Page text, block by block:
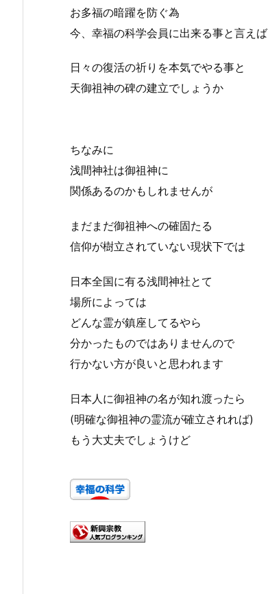
お多福の暗躍を防ぐ為
今、幸福の科学会員に出来る事と言えば
日々の復活の祈りを本気でやる事と
天御祖神の碑の建立でしょうか
ちなみに
浅間神社は御祖神に
関係あるのかもしれませんが
まだまだ御祖神への確固たる
信仰が樹立されていない現状下では
日本全国に有る浅間神社とて
場所によっては
どんな霊が鎮座してるやら
分かったものではありませんので
行かない方が良いと思われます
日本人に御祖神の名が知れ渡ったら
(明確な御祖神の霊流が確立されれば)
もう大丈夫でしょうけど